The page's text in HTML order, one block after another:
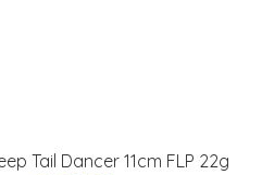
Tail Dancer 11cm FLP 22g